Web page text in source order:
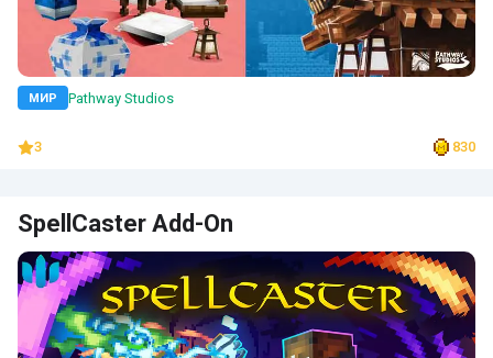
МИР Pathway Studios
3 830
SpellCaster Add-On